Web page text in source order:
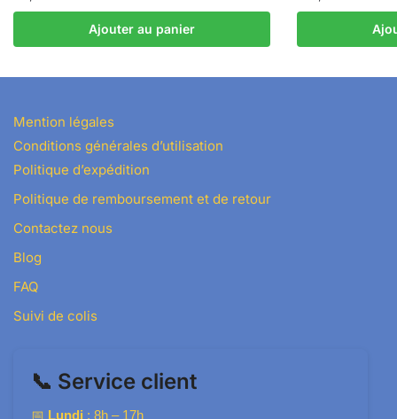
Ajouter au panier
Mention légales
Conditions générales d’utilisation
Politique d’expédition
Politique de remboursement et de retour
Contactez nous
Blog
FAQ
Suivi de colis
📞 Service client
📅 Lundi : 8h – 17h